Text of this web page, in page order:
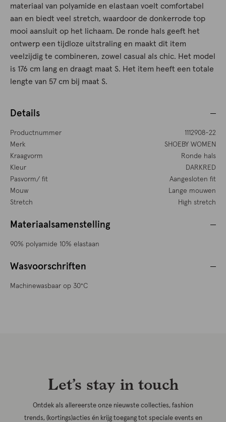
materiaal van polyamide en elastaan voelt comfortabel
aan en biedt veel stretch, waardoor de donkerrode top
mooi aansluit op het lichaam. De ronde hals geeft het
ontwerp een tijdloze uitstraling en maakt dit item
veelzijdig te combineren, zowel casual als chic. Het model
is 176 cm lang en draagt maat S. Het item heeft een totale
lengte van 57 cm bij maat S.
Details
Productnummer
1112908-22
Merk
SHOEBY WOMEN
Kraagvorm
Ronde hals
Kleur
DARKRED
Pasvorm/ fit
Aangesloten fit
Mouw
Lange mouwen
Stretch
High stretch
Materiaalsamenstelling
90% polyamide 10% elastaan
Wasvoorschriften
Machinewasbaar op 30°C
Let’s stay in touch
Ontdek als allereerste onze nieuwste collecties, fashion
trends, (kortings)acties én krijg toegang tot speciale events en